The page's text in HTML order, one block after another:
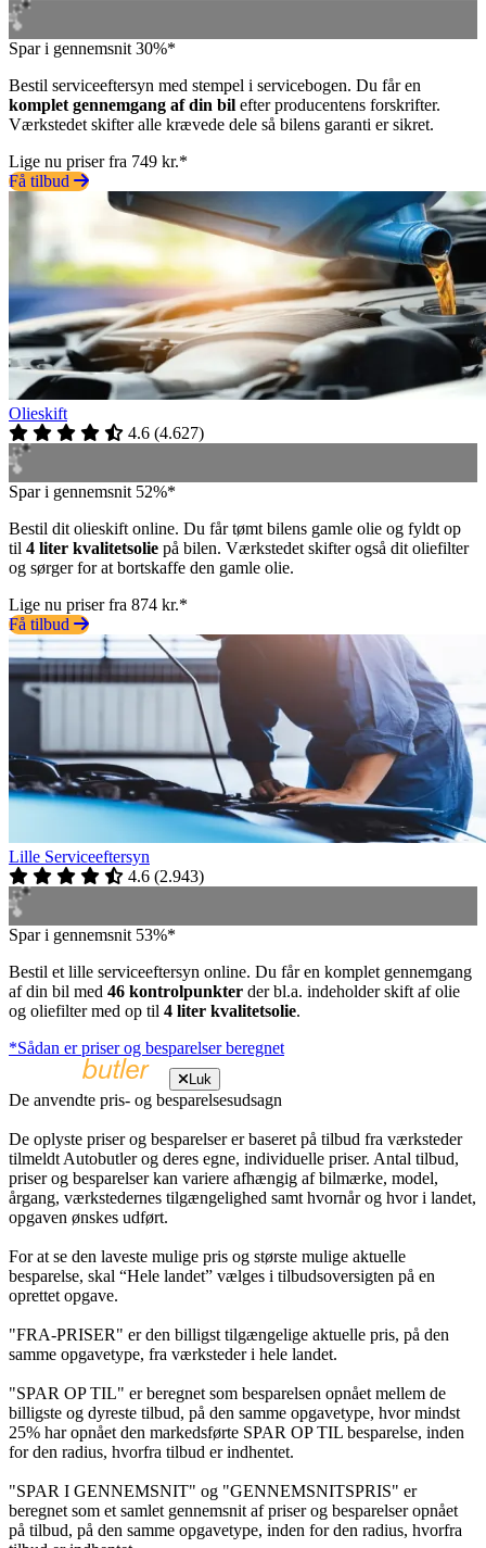
Spar i gennemsnit 30%*
Bestil serviceeftersyn med stempel i servicebogen. Du får en
komplet gennemgang af din bil efter producentens forskrifter.
Værkstedet skifter alle krævede dele så bilens garanti er sikret.
Lige nu priser fra 749 kr.*
Få tilbud
Olieskift
4.6 (4.627)
Spar i gennemsnit 52%*
Bestil dit olieskift online. Du får tømt bilens gamle olie og fyldt op
til 4 liter kvalitetsolie på bilen. Værkstedet skifter også dit oliefilter
og sørger for at bortskaffe den gamle olie.
Lige nu priser fra 874 kr.*
Få tilbud
Lille Serviceeftersyn
4.6 (2.943)
Spar i gennemsnit 53%*
Bestil et lille serviceeftersyn online. Du får en komplet gennemgang
af din bil med 46 kontrolpunkter der bl.a. indeholder skift af olie
og oliefilter med op til 4 liter kvalitetsolie.
*Sådan er priser og besparelser beregnet
Luk
De anvendte pris- og besparelsesudsagn
De oplyste priser og besparelser er baseret på tilbud fra værksteder
tilmeldt Autobutler og deres egne, individuelle priser. Antal tilbud,
priser og besparelser kan variere afhængig af bilmærke, model,
årgang, værkstedernes tilgængelighed samt hvornår og hvor i landet,
opgaven ønskes udført.
For at se den laveste mulige pris og største mulige aktuelle
besparelse, skal “Hele landet” vælges i tilbudsoversigten på en
oprettet opgave.
"FRA-PRISER" er den billigst tilgængelige aktuelle pris, på den
samme opgavetype, fra værksteder i hele landet.
"SPAR OP TIL" er beregnet som besparelsen opnået mellem de
billigste og dyreste tilbud, på den samme opgavetype, hvor mindst
25% har opnået den markedsførte SPAR OP TIL besparelse, inden
for den radius, hvorfra tilbud er indhentet.
"SPAR I GENNEMSNIT" og "GENNEMSNITSPRIS" er
beregnet som et samlet gennemsnit af priser og besparelser opnået
på tilbud, på den samme opgavetype, inden for den radius, hvorfra